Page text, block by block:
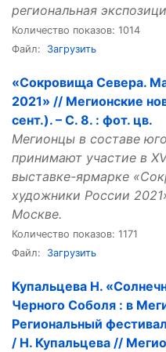
региональная
Количество показов: 1014
Файл: Загрузить
«Сокровища Севера.
2021» // Мегионские
сент.). – С. 8. : фот. цв.
Мегионцы в составе
принимают участие в
выставке-ярмарке
художники России
Москве.
Количество показов: 1171
Файл: Загрузить
Купальцева Н.
Черного Соболя : в
Региональный
/ Н. Купальцева //